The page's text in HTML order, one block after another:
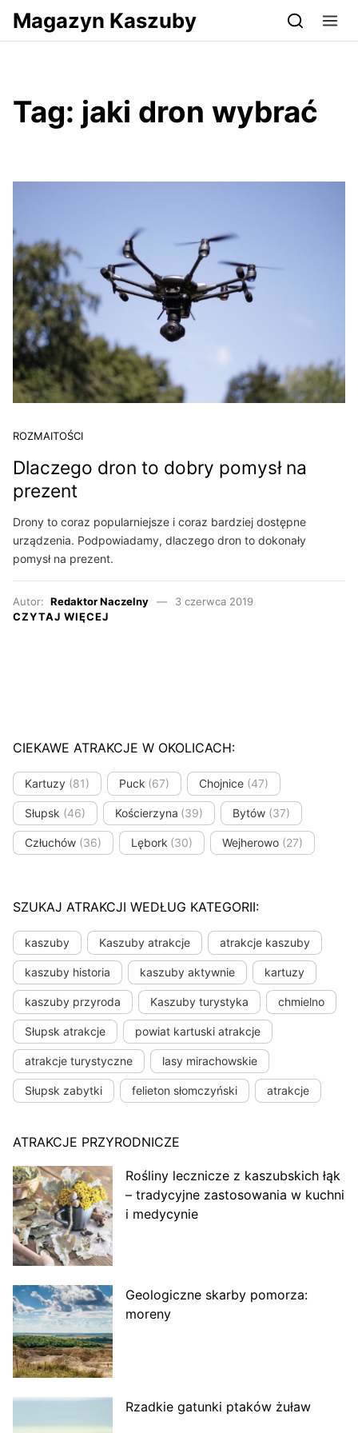
Przejdź do serwisu magazynkaszuby.pl
Magazyn Kaszuby
Tag: jaki dron wybrać
ROZMAITOŚCI
Dlaczego dron to dobry pomysł na
prezent
Drony to coraz popularniejsze i coraz bardziej dostępne
urządzenia. Podpowiadamy, dlaczego dron to dokonały
pomysł na prezent.
Autor: Redaktor Naczelny
3 czerwca 2019
CZYTAJ WIĘCEJ
CIEKAWE ATRAKCJE W OKOLICACH:
Kartuzy (81) Puck (67) Chojnice (47)
Słupsk (46) Kościerzyna (39) Bytów (37)
Człuchów (36) Lębork (30) Wejherowo (27)
SZUKAJ ATRAKCJI WEDŁUG KATEGORII:
kaszuby Kaszuby atrakcje atrakcje kaszuby
kaszuby historia kaszuby aktywnie kartuzy
kaszuby przyroda Kaszuby turystyka chmielno
Słupsk atrakcje powiat kartuski atrakcje
atrakcje turystyczne lasy mirachowskie
Słupsk zabytki felieton słomczyński atrakcje
ATRAKCJE PRZYRODNICZE
Rośliny lecznicze z kaszubskich łąk
– tradycyjne zastosowania w kuchni
i medycynie
Geologiczne skarby pomorza:
moreny
Rzadkie gatunki ptaków żuław